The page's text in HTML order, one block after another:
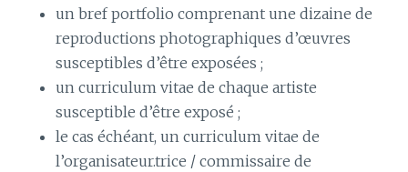
un bref portfolio comprenant une dizaine de
reproductions photographiques d’œuvres
susceptibles d’être exposées ;
un curriculum vitae de chaque artiste
susceptible d’être exposé ;
le cas échéant, un curriculum vitae de
l’organisateur.trice / commissaire de